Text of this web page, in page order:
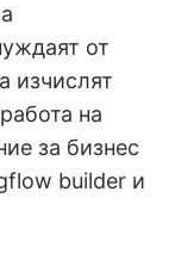
от
изчислят
на
за бизнес
builder и